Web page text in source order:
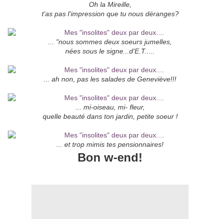
Oh la Mireille,
t'as pas l'impression que tu nous déranges?
... "nous sommes deux soeurs jumelles,
nées sous le signe...d'E.T.....
... ah non, pas les salades de Geneviève!!!
... mi-oiseau, mi- fleur,
quelle beauté dans ton jardin, petite soeur !
... et trop mimis tes pensionnaires!
Bon w-end!